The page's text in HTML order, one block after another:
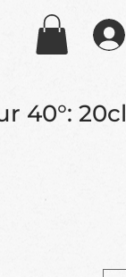
40°: 20cl